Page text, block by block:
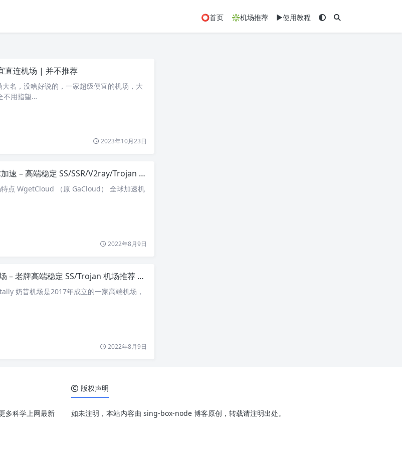
⭕首页 ❇️机场推荐 ▶️使用教程
直连机场 | 并不推荐
名，没啥好说的，一家超级便宜的机场，大
不用指望…
2023年10月23日
稳定 SS/SSR/V2ray/Trojan 机场 ｜ BGP入口 ｜ 专线加速
点 WgetCloud （原 GaCloud） 全球加速机
2022年8月9日
端稳定 SS/Trojan 机场推荐 ｜ 唯云莞港专线 | 苏日专线
奶昔机场是2017年成立的一家高端机场，
2022年8月9日
多科学上网最新
版权声明
如未注明，本站内容由 sing-box-node 博客原创，转载请注明出处。